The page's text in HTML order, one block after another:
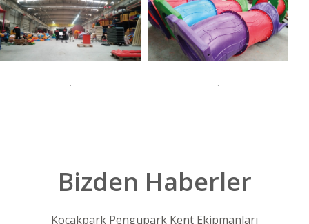
. .
Bizden Haberler
Koçakpark Pengupark Kent Ekipmanları